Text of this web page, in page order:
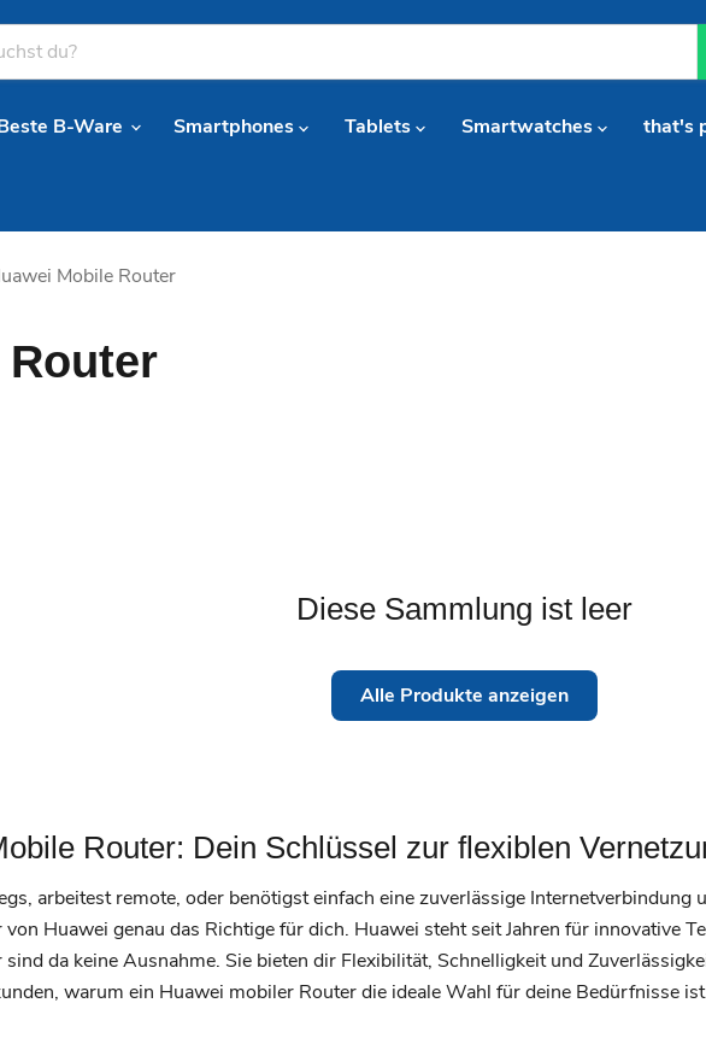
B-Ware Smartphones Tablets Smartwatches that's
Mobile Router
Diese Sammlung ist leer
Alle Produkte anzeigen
Router: Dein Schlüssel zur flexiblen
arbeitest remote, oder benötigst einfach eine zuverlässige Internetverbindung
Huawei genau das Richtige für dich. Huawei steht seit Jahren für innovative
da keine Ausnahme. Sie bieten dir Flexibilität, Schnelligkeit und
warum ein Huawei mobiler Router die ideale Wahl für deine Bedürfnisse